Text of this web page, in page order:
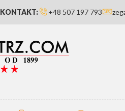
KONTAKT: +48 507 197 793